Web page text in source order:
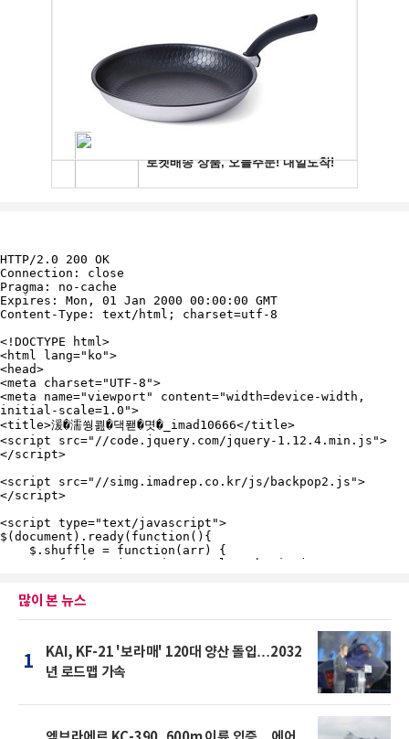
많이 본 뉴스
1
KAI, KF-21 '보라매' 120대 양산 돌입…2032
년 로드맵 가속